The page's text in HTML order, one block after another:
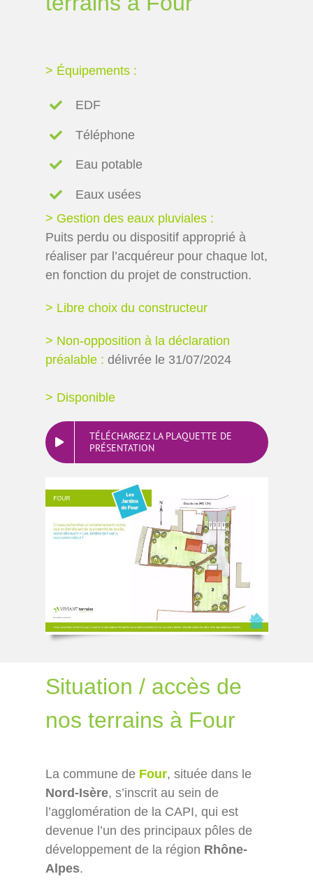
> Équipements :
EDF
Téléphone
Eau potable
Eaux usées
> Gestion des eaux pluviales :
Puits perdu ou dispositif approprié à
réaliser par l’acquéreur pour chaque lot,
en fonction du projet de construction.
> Libre choix du constructeur
> Non-opposition à la déclaration
préalable : délivrée le 31/07/2024
> Disponible
TÉLÉCHARGEZ LA PLAQUETTE DE
PRÉSENTATION
Situation / accès de
nos terrains à Four
La commune de Four, située dans le
Nord-Isère, s’inscrit au sein de
l’agglomération de la CAPI, qui est
devenue l’un des principaux pôles de
développement de la région Rhône-
Alpes.